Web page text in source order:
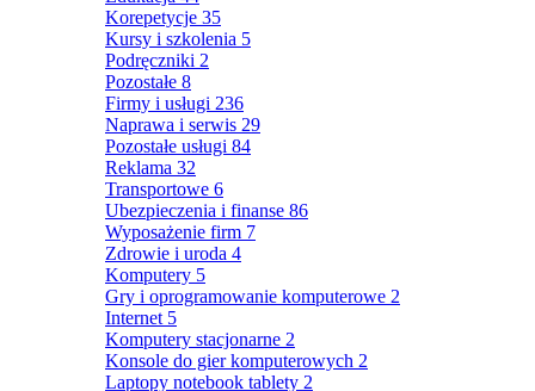
Korepetycje 35
Kursy i szkolenia 5
Podręczniki 2
Pozostałe 8
Firmy i usługi 236
Naprawa i serwis 29
Pozostałe usługi 84
Reklama 32
Transportowe 6
Ubezpieczenia i finanse 86
Wyposażenie firm 7
Zdrowie i uroda 4
Komputery 5
Gry i oprogramowanie komputerowe 2
Internet 5
Komputery stacjonarne 2
Konsole do gier komputerowych 2
Laptopy notebook tablety 2